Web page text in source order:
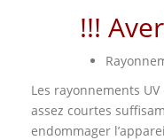
!!!
Les rayonnements
assez courtes
endommager